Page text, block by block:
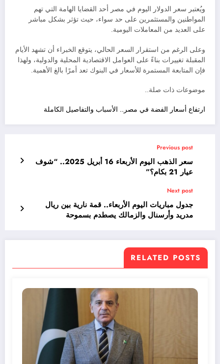
ويُعتبر سعر الدولار اليوم في مصر أحد القضايا الهامة التي تهم
المواطنين والمستثمرين على حد سواء، حيث تؤثر بشكل مباشر
على العديد من المعاملات اليومية.
وعلى الرغم من استقرار السعر الحالي، يتوقع الخبراء أن تشهد الأيام
المقبلة تغييرات بناءً على العوامل الاقتصادية المحلية والدولية، ولهذا
فإن المتابعة المستمرة للأسعار في البنوك تعد أمرًا بالغ الأهمية.
موضوعات ذات صلة..
ارتفاع أسعار الفضة في مصر.. الأسباب والتفاصيل الكاملة
Previous post
سعر الذهب اليوم الأربعاء 16 أبريل 2025.. “شوف
عيار 21 بكام؟”
Next post
جدول مباريات اليوم الأربعاء.. قمة نارية بين ريال
مدريد وأرسنال والزمالك يصطدم بسموحة
RELATED POSTS